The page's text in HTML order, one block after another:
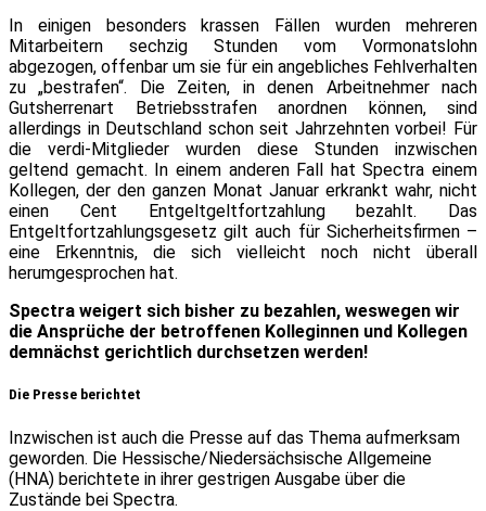
In einigen besonders krassen Fällen wurden mehreren
Mitarbeitern sechzig Stunden vom Vormonatslohn
abgezogen, offenbar um sie für ein angebliches Fehlverhalten
zu „bestrafen“. Die Zeiten, in denen Arbeitnehmer nach
Gutsherrenart Betriebsstrafen anordnen können, sind
allerdings in Deutschland schon seit Jahrzehnten vorbei! Für
die verdi-Mitglieder wurden diese Stunden inzwischen
geltend gemacht. In einem anderen Fall hat Spectra einem
Kollegen, der den ganzen Monat Januar erkrankt wahr, nicht
einen Cent Entgeltgeltfortzahlung bezahlt. Das
Entgeltfortzahlungsgesetz gilt auch für Sicherheitsfirmen –
eine Erkenntnis, die sich vielleicht noch nicht überall
herumgesprochen hat.
Spectra weigert sich bisher zu bezahlen, weswegen wir
die Ansprüche der betroffenen Kolleginnen und Kollegen
demnächst gerichtlich durchsetzen werden!
Die Presse berichtet
Inzwischen ist auch die Presse auf das Thema aufmerksam
geworden. Die Hessische/Niedersächsische Allgemeine
(HNA) berichtete in ihrer gestrigen Ausgabe über die
Zustände bei Spectra.